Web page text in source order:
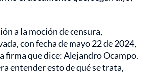
a la moción de censura,
con fecha de mayo 22 de 2024,
firma que dice: Alejandro Ocampo.
entender esto de qué se trata,